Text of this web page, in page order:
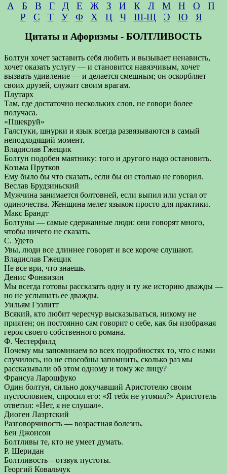
А
Б В Г Д Е Ж З И К Л М Н О
П
Р
С Т У Ф Х Ц Ч Ш-Щ Э Ю
Я
Цитаты и Афоризмы - БОЛТЛИВОСТЬ
Болтун хочет заставить себя любить и вызывает ненависть,
хочет оказать услугу — и становится навязчивым, хочет
вызвать удивление — и делается смешным; он оскорбляет
своих друзей, служит своим врагам.
Плутарх
Там, где достаточно нескольких слов, не говори более
получаса.
«Пшекруй»
Галстуки, шнурки и язык всегда развязываются в самый
неподходящий момент.
Владислав Гжещик
Болтун подобен маятнику: того и другого надо остановить.
Козьма Прутков
Ему было бы что сказать, если бы он столько не говорил.
Веслав Брудзиньский
Мужчина занимается болтовней, если выпил или устал от
одиночества. Женщина мелет языком просто для практики.
Макс Брандт
Болтуны — самые сдержанные люди: они говорят много,
чтобы ничего не сказать.
С. Удето
Увы, люди все длиннее говорят и все короче слушают.
Владислав Гжещик
Не все ври, что знаешь.
Денис Фонвизин
Мы всегда готовы рассказать одну и ту же историю дважды —
но не услышать ее дважды.
Уильям Гэзлитт
Всякий, кто любит чересчур высказываться, никому не
приятен; он постоянно сам говорит о себе, как бы изображая
героя своего собственного романа.
Ф. Честерфилд
Почему мы запоминаем во всех подробностях то, что с нами
случилось, но не способны запомнить, сколько раз мы
рассказывали об этом одному и тому же лицу?
Франсуа Ларошфуко
Один болтун, сильно докучавший Аристотелю своим
пустословием, спросил его: «Я тебя не утомил?» Аристотель
ответил: «Нет, я не слушал».
Диоген Лаэртский
Разговорчивость — возрастная болезнь.
Бен Джонсон
Болтливы те, кто не умеет думать.
Р. Шеридан
Болтливость – отзвук пустоты.
Георгий Ковальчук